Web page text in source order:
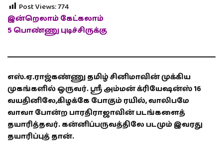
Post Views:774
இன்றெலாம் கேட்கலாம்
5 பொண்ணு புடிச்சிருக்கு
எஸ்.ஏ.ராஜ்கண்ணு தமிழ் சினிமாவின் முக்கிய
முகங்களில் ஒருவர். ஸ்ரீ அம்மன் க்ரியேஷன்ஸ் 16
வயதினிலே,கிழக்கே போகும் ரயில், வாலிபமே
வாவா போன்ற பாரதிராஜாவின் படங்களைத்
தயாரித்தவர். கன்னிப்பருவத்திலே படமும் இவரது
தயாரிப்புத் தான்.